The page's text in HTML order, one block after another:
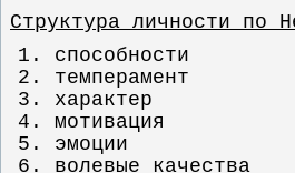
Структура личности по
способности
темперамент
характер
мотивация
эмоции
волевые качества